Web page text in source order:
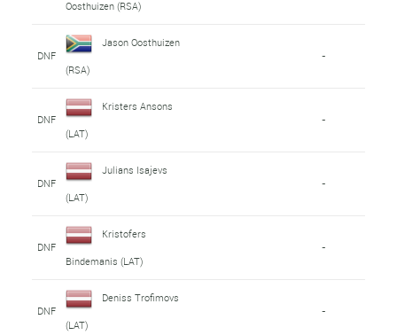
Oosthuizen (RSA)
DNF
Jason Oosthuizen
(RSA)
-
DNF
Kristers Ansons
(LAT)
-
DNF
Julians Isajevs
(LAT)
-
DNF
Kristofers
Bindemanis (LAT)
-
DNF
Deniss Trofimovs
(LAT)
-